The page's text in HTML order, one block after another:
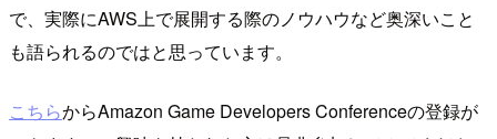
で、実際にAWS上で展開する際のノウハウなど奥深いこと
も語られるのではと思っています。
こちらからAmazon Game Developers Conferenceの登録が